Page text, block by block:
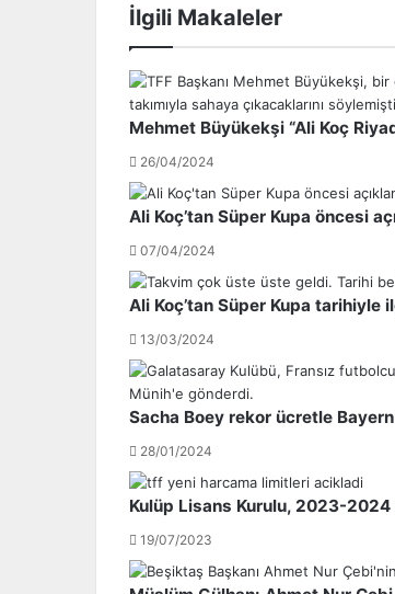
M
a
n
c
h
e
s
t
e
r
U
n
i
t
e
l
ı
W
y
n
n
U
r
u
g
u
a
y
l
ı
y
ı
l
d
ı
ı
F
o
l
a
İlgili Makaleler
Mehmet Büyükekşi “Ali Koç
26/04/2024
Ali Koç’tan Süper Kupa öncesi
07/04/2024
Ali Koç’tan Süper Kupa tarihiyle
13/03/2024
Sacha Boey rekor ücretle Bayern
28/01/2024
Kulüp Lisans Kurulu, 2023-2024
19/07/2023